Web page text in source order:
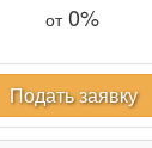
от0%
Подать заявку